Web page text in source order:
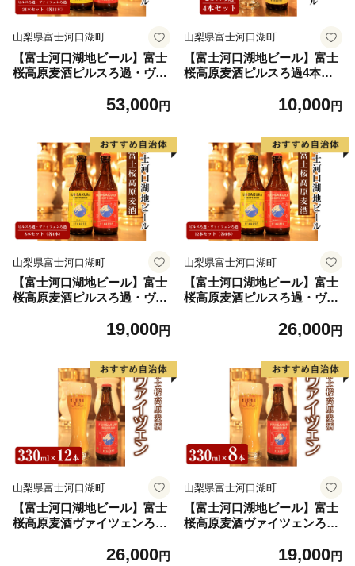
山梨県富士河口湖町
【富士河口湖地ビール】富士
桜高原麦酒ピルスろ過・ヴァ
53,000円
山梨県富士河口湖町
【富士河口湖地ビール】富士
桜高原麦酒ピルスろ過4本セ
10,000円
山梨県富士河口湖町
【富士河口湖地ビール】富士
桜高原麦酒ピルスろ過・ヴァ
19,000円
山梨県富士河口湖町
【富士河口湖地ビール】富士
桜高原麦酒ピルスろ過・ヴァ
26,000円
山梨県富士河口湖町
【富士河口湖地ビール】富士
桜高原麦酒ヴァイツェンろ過
26,000円
山梨県富士河口湖町
【富士河口湖地ビール】富士
桜高原麦酒ヴァイツェンろ過
19,000円